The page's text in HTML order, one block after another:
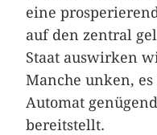
eine
auf den zentral
Staat auswirken
Manche unken,
Automat
bereitstellt.